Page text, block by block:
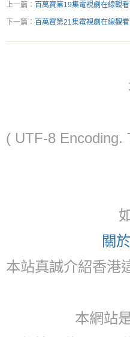
上一篇： 百萬寶第19集電視劇在線觀
下一篇： 百萬寶第21集電視劇在線觀
( UTF-8 Encoding.
關
本站真誠介紹香港
本網站